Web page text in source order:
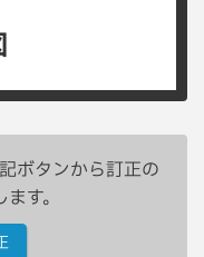
ボタンから訂正の
す。